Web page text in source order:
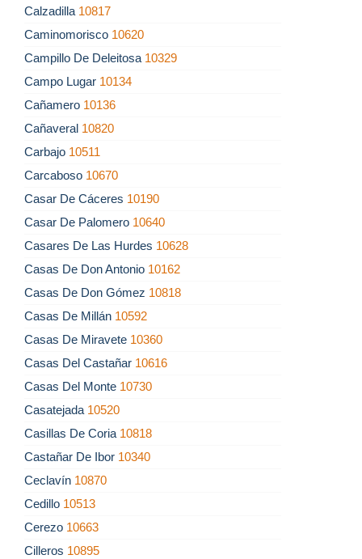
Calzadilla 10817
Caminomorisco 10620
Campillo De Deleitosa 10329
Campo Lugar 10134
Cañamero 10136
Cañaveral 10820
Carbajo 10511
Carcaboso 10670
Casar De Cáceres 10190
Casar De Palomero 10640
Casares De Las Hurdes 10628
Casas De Don Antonio 10162
Casas De Don Gómez 10818
Casas De Millán 10592
Casas De Miravete 10360
Casas Del Castañar 10616
Casas Del Monte 10730
Casatejada 10520
Casillas De Coria 10818
Castañar De Ibor 10340
Ceclavín 10870
Cedillo 10513
Cerezo 10663
Cilleros 10895